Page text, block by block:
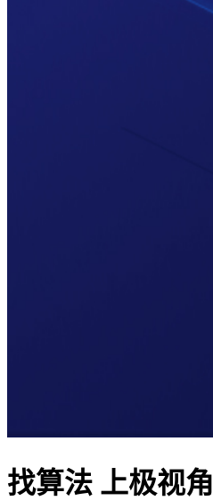
找算法 上极视角